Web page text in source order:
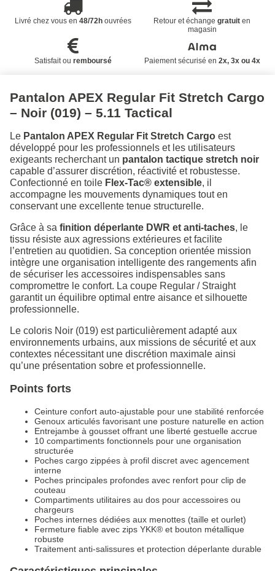
Livré chez vous en 48/72houvrées Retour et échangegratuit en
magasin
Satisfait ou remboursé Paiement sécurisé en 2x, 3x ou 4x
Pantalon APEX Regular Fit Stretch Cargo
– Noir (019) – 5.11 Tactical
Le Pantalon APEX Regular Fit Stretch Cargo est
développé pour les professionnels et les utilisateurs
exigeants recherchant un pantalon tactique stretch noir
capable d’assurer discrétion, réactivité et robustesse.
Confectionné en toile Flex-Tac® extensible, il
accompagne les mouvements dynamiques tout en
conservant une excellente tenue structurelle.
Grâce à sa finition déperlante DWR et anti-taches, le
tissu résiste aux agressions extérieures et facilite
l’entretien au quotidien. Sa conception orientée mission
intègre une organisation intelligente des rangements afin
de sécuriser les accessoires indispensables sans
compromettre le confort. La coupe Regular / Straight
garantit un équilibre optimal entre aisance et silhouette
professionnelle.
Le coloris Noir (019) est particulièrement adapté aux
environnements urbains, aux missions de sécurité et aux
contextes nécessitant une discrétion maximale ainsi
qu’une présentation sobre et professionnelle.
Points forts
Ceinture confort auto-ajustable pour une stabilité renforcée
Genoux articulés favorisant une posture naturelle en action
Entrejambe à gousset offrant une liberté gestuelle accrue
10 compartiments fonctionnels pour une organisation
structurée
Poches cargo zippées à profil discret avec agencement
interne
Poches principales profondes avec renfort pour clip de
couteau
Compartiments utilitaires au dos pour accessoires ou
chargeurs
Poches internes dédiées aux menottes (taille et ourlet)
Fermeture fiable avec zips YKK® et bouton métallique
robuste
Traitement anti-salissures et protection déperlante durable